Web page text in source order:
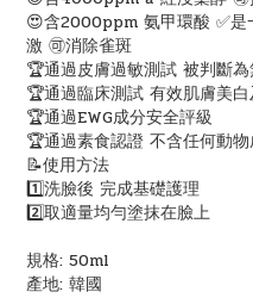
😍含2000ppm 氨甲環酸 ✅是
激 🉑消除雀斑
🏆通過皮膚過敏測試 被判斷
🏆通過臨床測試 有效肌膚美
🏆通過EWG成分安全評級
🏆通過素食認證 不含任何動
📝使用方法
1️⃣洗臉後 完成基礎護理
2️⃣取適量均勻塗抹在臉上
規格: 50ml
產地: 韓國